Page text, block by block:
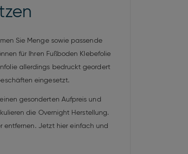
Sie Menge sowie passende
für Ihren Fußboden Klebefolie
allerdings bedruckt geordert
eingesetzt.
gesonderten Aufpreis und
die Overnight Herstellung.
entfernen. Jetzt hier einfach und